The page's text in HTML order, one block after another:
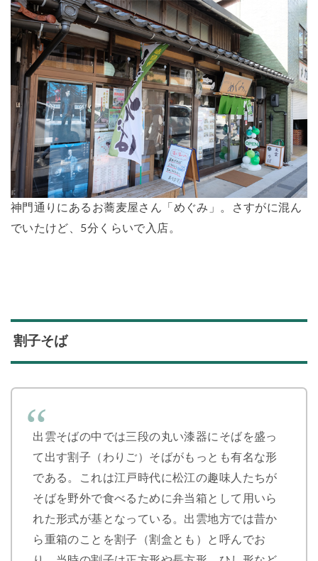
神門通りにあるお蕎麦屋さん「めぐみ」。さすがに混ん
でいたけど、5分くらいで入店。
割子そば
出雲そばの中では三段の丸い漆器にそばを盛っ
て出す割子（わりご）そばがもっとも有名な形
である。これは江戸時代に松江の趣味人たちが
そばを野外で食べるために弁当箱として用いら
れた形式が基となっている。出雲地方では昔か
ら重箱のことを割子（割盒とも）と呼んでお